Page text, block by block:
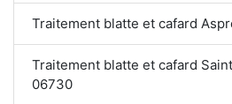
Traitement blatte et cafard
Traitement blatte et cafard
06730